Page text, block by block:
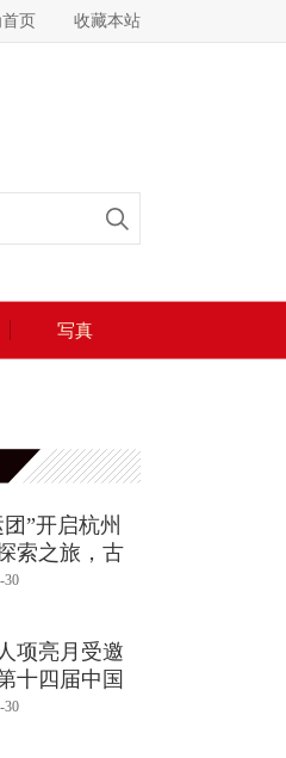
页 收藏本站
写真
团”开启杭州
索之旅，古
间
30
项亮月受邀
十四届中国
学
30